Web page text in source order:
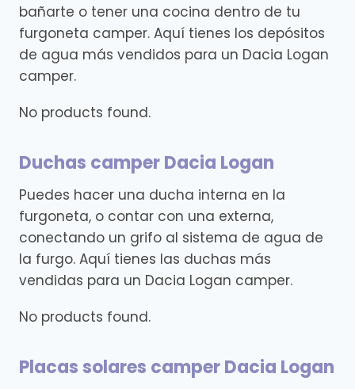
bañarte o tener una cocina dentro de tu
furgoneta camper. Aquí tienes los depósitos
de agua más vendidos para un Dacia Logan
camper.
No products found.
Duchas camper Dacia Logan
Puedes hacer una ducha interna en la
furgoneta, o contar con una externa,
conectando un grifo al sistema de agua de
la furgo. Aquí tienes las duchas más
vendidas para un Dacia Logan camper.
No products found.
Placas solares camper Dacia Logan